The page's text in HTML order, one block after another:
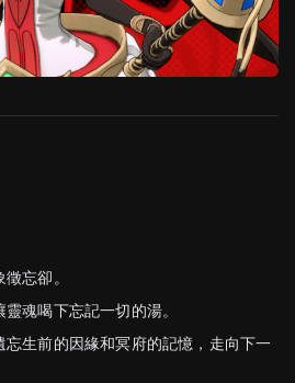
忘卻。
魂喝下忘記一切的湯。
生前的因緣和冥府的記憶，走向下一